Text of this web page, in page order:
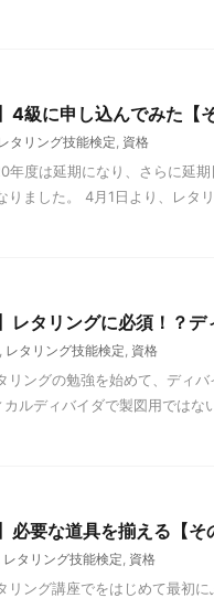
4級に申し込んでみた【
タリング技能検定, 資格
度は延期になり、さらに延
りました。 4月1日より、レタ
レタリングに必須！？
, レタリング技能検定, 資格
リングの勉強を始めて、ディ
ルディバイダで製図用ではな
必要な道具を揃える【そ
レタリング技能検定, 資格
リング講座でをはじめて最初